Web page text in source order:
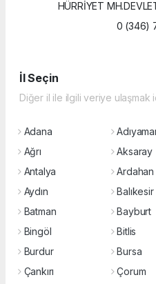
HÜRRİYET
0 (346)
İl Seçin
Diğer il ile ilgili veriye ulaşmak
Adana
Ağrı
Aksaray
Antalya
Ardahan
Aydın
Balıkesir
Batman
Bayburt
Bingöl
Bitlis
Burdur
Bursa
Çankırı
Çorum